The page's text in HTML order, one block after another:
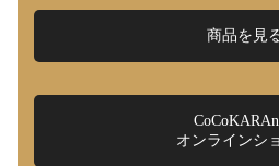
商品を見
オンラインシ